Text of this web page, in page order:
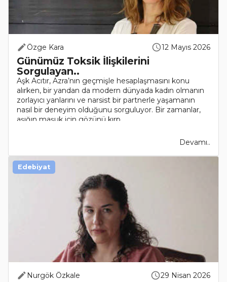
Özge Kara 12 Mayıs 2026
Günümüz Toksik İlişkilerini
Sorgulayan..
Aşk Acıtır, Azra’nın geçmişle hesaplaşmasını konu
alırken, bir yandan da modern dünyada kadın olmanın
zorlayıcı yanlarını ve narsist bir partnerle yaşamanın
nasıl bir deneyim olduğunu sorguluyor. Bir zamanlar,
aşığın maşuk için gözünü kırp..
Devamı..
Nurgök Özkale 29 Nisan 2026
Edebiyat